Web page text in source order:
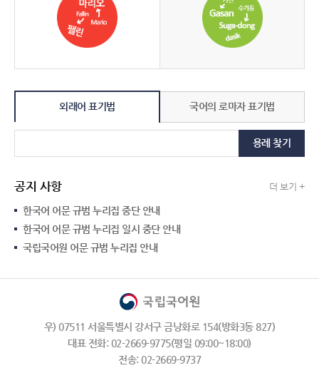
외래어 표기법 국어의 로마자 표기법
용례 찾기
공지 사항 더 보기 +
한국어 어문 규범 누리집 중단 안내
한국어 어문 규범 누리집 일시 중단 안내
국립국어원 어문 규범 누리집 안내
우) 07511 서울특별시 강서구 금낭화로 154(방화3동 827)
대표 전화: 02-2669-9775(평일 09:00~18:00)
전송: 02-2669-9737